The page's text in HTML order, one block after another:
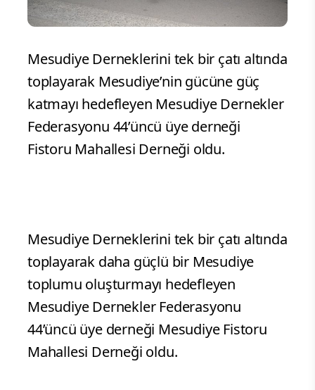
Mesudiye Derneklerini tek bir çatı altında
toplayarak Mesudiye’nin gücüne güç
katmayı hedefleyen Mesudiye Dernekler
Federasyonu 44’üncü üye derneği
Fistoru Mahallesi Derneği oldu.
Mesudiye Derneklerini tek bir çatı altında
toplayarak daha güçlü bir Mesudiye
toplumu oluşturmayı hedefleyen
Mesudiye Dernekler Federasyonu
44’üncü üye derneği Mesudiye Fistoru
Mahallesi Derneği oldu.